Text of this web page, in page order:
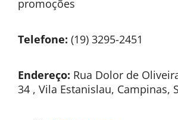
promoções
Telefone: (19) 3295-2451
Endereço: Rua Dolor de
34 , Vila Estanislau, Campinas,